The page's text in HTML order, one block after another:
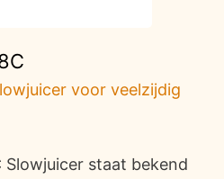
voor veelzijdig
Slowjuicer staat bekend